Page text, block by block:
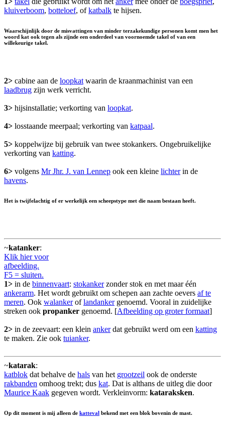
kluiverboom, botteloef, ofkatbalk te hijsen.
Waarschijnlijk door de misvattingen van minder terzakekundige personen komt men het
woord kat ook tegen als zijnde een onderdeel van voornoemde takel of van een
willekeurige takel.
2> cabine aan de loopkatwaarin de kraanmachinist van een
laadbrug zijn werk verricht.
3> hijsinstallatie; verkorting van loopkat.
4> losstaande meerpaal; verkorting van katpaal.
5> koppelwijze bij gebruik van twee stokankers. Ongebruikelijke
verkorting van katting.
6> volgens Mr Jhr. J. van Lennep ook een kleine lichterin de
havens.
Het is twijfelachtig of er werkelijk een scheepstype met die naam bestaan heeft.
~katanker:
Klik hier voor
afbeelding.
F5 = sluiten.
1> in de binnenvaart: stokankerzonder stok en met maar één
ankerarm. Het wordt gebruikt om schepen aan zachte oevers af te
meren. Ook walankeroflandankergenoemd. Vooral in zuidelijke
streken ook propanker genoemd. [Afbeelding op groter formaat]
2> in de zeevaart: een klein ankerdat gebruikt werd om een katting
te maken. Zie ook tuianker.
~katarak:
katblok dat behalve de hals van het grootzeil ook de onderste
rakbanden omhoog trekt; dus kat. Dat is althans de uitleg die door
Maurice Kaak gegeven wordt. Verkleinvorm: kataraksken.
Op dit moment is mij alleen de katteval bekend met een blok bovenin de mast.